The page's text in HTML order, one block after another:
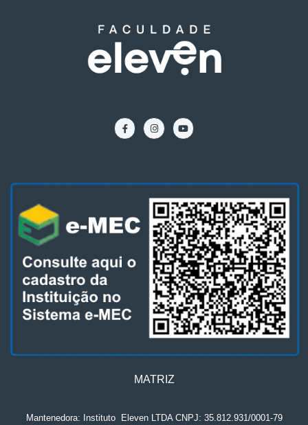
MATRIZ
Mantenedora: Instituto. Eleven LTDA CNPJ: 35.812.931/0001-79